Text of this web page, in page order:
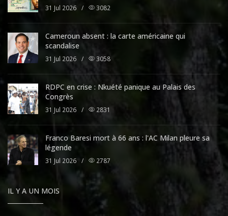
31 Jul 2026 / 3082
Cameroun absent : la carte américaine qui
scandalise
31 Jul 2026 / 3058
RDPC en crise : Nkuété panique au Palais des
Congrès
31 Jul 2026 / 2831
Franco Baresi mort à 66 ans : l'AC Milan pleure sa
légende
31 Jul 2026 / 2787
IL Y A UN MOIS